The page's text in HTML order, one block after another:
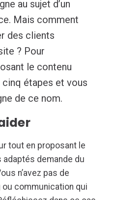
au sujet d’un
Mais comment
des clients
? Pour
le contenu
étapes et vous
de ce nom.
tout en proposant le
demande du
n’avez pas de
communication qui